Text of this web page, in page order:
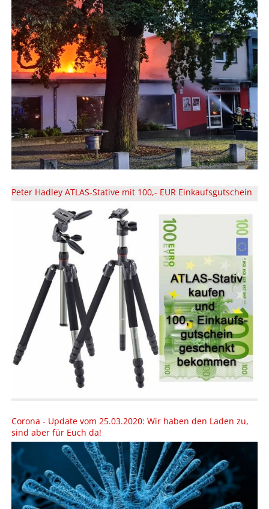
Peter Hadley ATLAS-Stative mit 100,- EUR Einkaufsgutschein
Corona - Update vom 25.03.2020: Wir haben den Laden zu,
sind aber für Euch da!